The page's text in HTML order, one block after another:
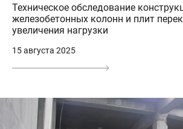
Техническое обследование
железобетонных колонн и плит
увеличения нагрузки
15 августа 2025